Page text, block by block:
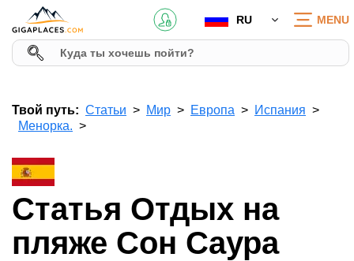
RU MENU
Твой путь: Статьи Мир Европа
Испания
Менорка.
Статья Отдых на
пляже Сон Саура